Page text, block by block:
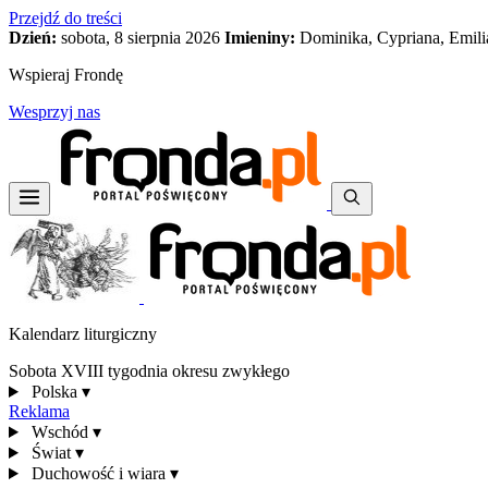
Przejdź do treści
Dzień: sobota, 8 sierpnia 2026 Imieniny: Dominika, Cypriana,
Wspieraj Frondę
Wesprzyj nas
Kalendarz liturgiczny
Sobota XVIII tygodnia okresu zwykłego
Polska ▾
Reklama
Wschód ▾
Świat ▾
Duchowość i wiara ▾